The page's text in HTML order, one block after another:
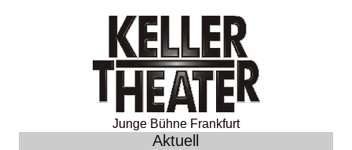
Junge Bühne Frankfurt
Aktuell